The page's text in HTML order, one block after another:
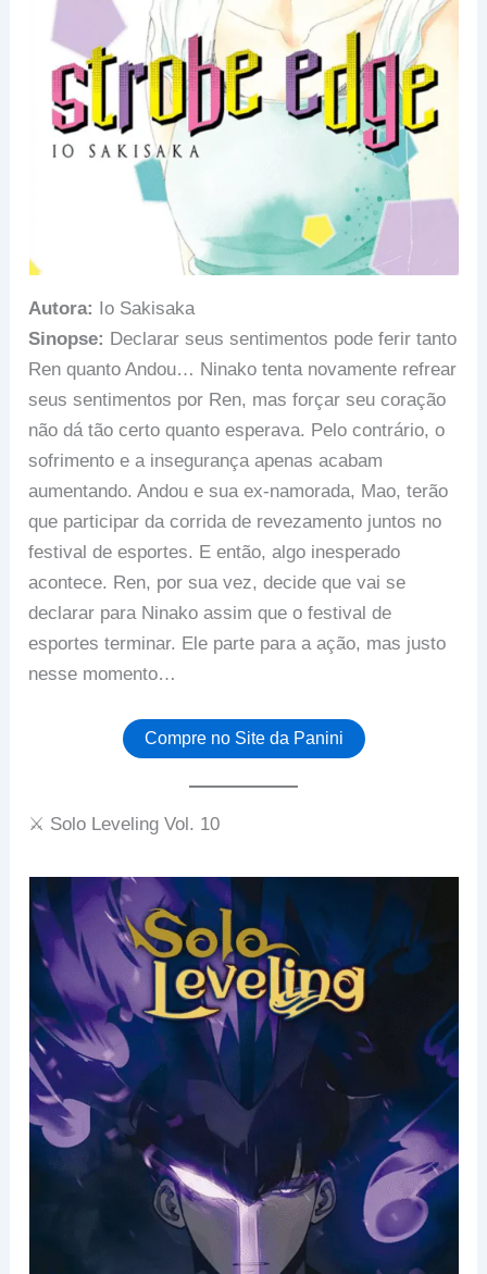
Autora: Io Sakisaka
Sinopse: Declarar seus sentimentos pode ferir tanto
Ren quanto Andou… Ninako tenta novamente refrear
seus sentimentos por Ren, mas forçar seu coração
não dá tão certo quanto esperava. Pelo contrário, o
sofrimento e a insegurança apenas acabam
aumentando. Andou e sua ex-namorada, Mao, terão
que participar da corrida de revezamento juntos no
festival de esportes. E então, algo inesperado
acontece. Ren, por sua vez, decide que vai se
declarar para Ninako assim que o festival de
esportes terminar. Ele parte para a ação, mas justo
nesse momento…
Compre no Site da Panini
⚔️ Solo Leveling Vol. 10